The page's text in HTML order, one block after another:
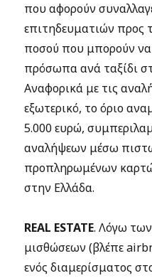
που αφορούν
επιτηδευματιών προς
ποσού που μπορούν
πρόσωπα ανά ταξίδι
Αναφορικά με τις
εξωτερικό, το όριο
5.000 ευρώ,
αναλήψεων μέσω
προπληρωμένων
στην Ελλάδα.
REAL ESTATE. Λόγω
μισθώσεων (βλέπε
ενός διαμερίσματος